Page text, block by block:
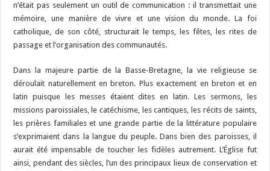
n’était pas seulement un outil de communication : il transmettait une
mémoire, une manière de vivre et une vision du monde. La foi
catholique, de son côté, structurait le temps, les fêtes, les rites de
passage et l’organisation des communautés.
Dans la majeure partie de la Basse-Bretagne, la vie religieuse se
déroulait naturellement en breton. Plus exactement en breton et en
latin puisque les messes étaient dites en latin. Les sermons, les
missions paroissiales, le catéchisme, les cantiques, les récits de saints,
les prières familiales et une grande partie de la littérature populaire
s’exprimaient dans la langue du peuple. Dans bien des paroisses, il
aurait été impensable de toucher les fidèles autrement. L’Église fut
ainsi, pendant des siècles, l’un des principaux lieux de conservation et